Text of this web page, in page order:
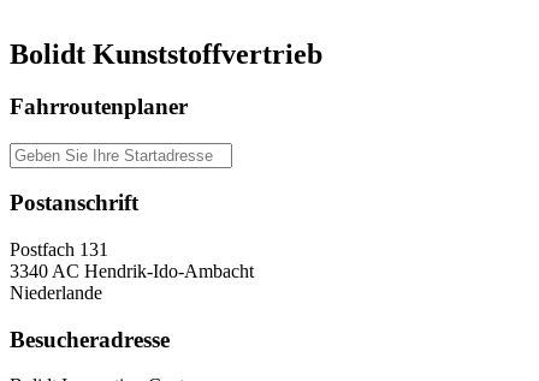
Bolidt Kunststoffvertrieb
Fahrroutenplaner
Postanschrift
Postfach 131
3340 AC Hendrik-Ido-Ambacht
Niederlande
Besucheradresse